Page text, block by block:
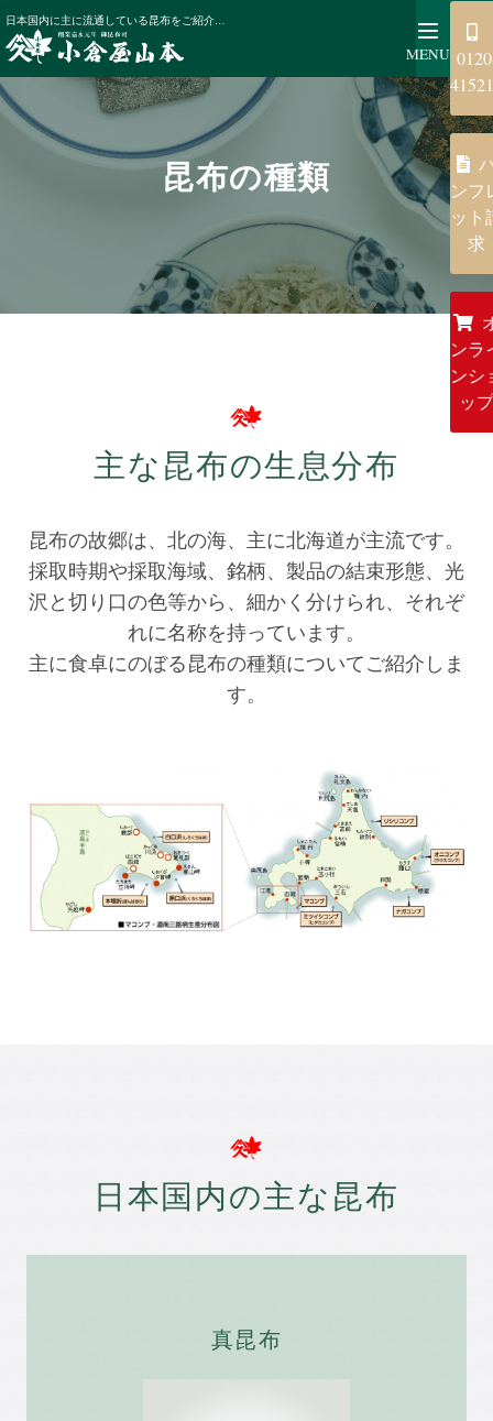
日本国内に主に流通している昆布をご紹介いたします。昆布それぞれの特色を知ることで、味の違いをより一層お楽しみいただけます。
MENU
ンフ
ット
求
ンラ
ンシ
ップ
知る・楽しむ 昆布の種類
昆布の種類
主な昆布の生息分布
昆布の故郷は、北の海、主に北海道が主流です。
採取時期や採取海域、銘柄、製品の結束形態、光
沢と切り口の色等から、細かく分けられ、それぞ
れに名称を持っています。
主に食卓にのぼる昆布の種類についてご紹介しま
す。
日本国内の主な昆布
真昆布